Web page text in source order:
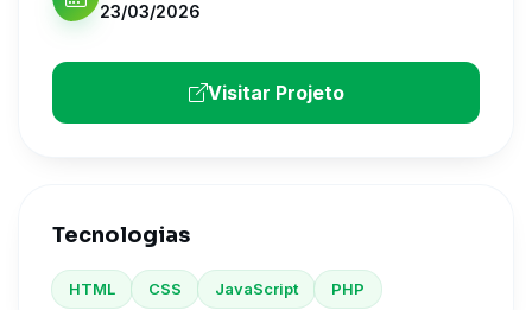
23/03/2026
Visitar Projeto
Tecnologias
HTML CSS JavaScript PHP